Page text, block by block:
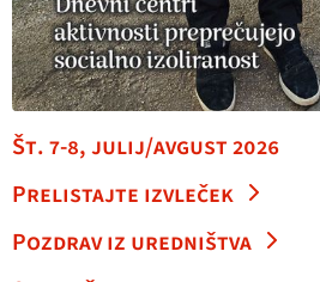
Št. 7-8, julij/avgust 2026
Prelistajte izvleček
Pozdrav iz uredništva